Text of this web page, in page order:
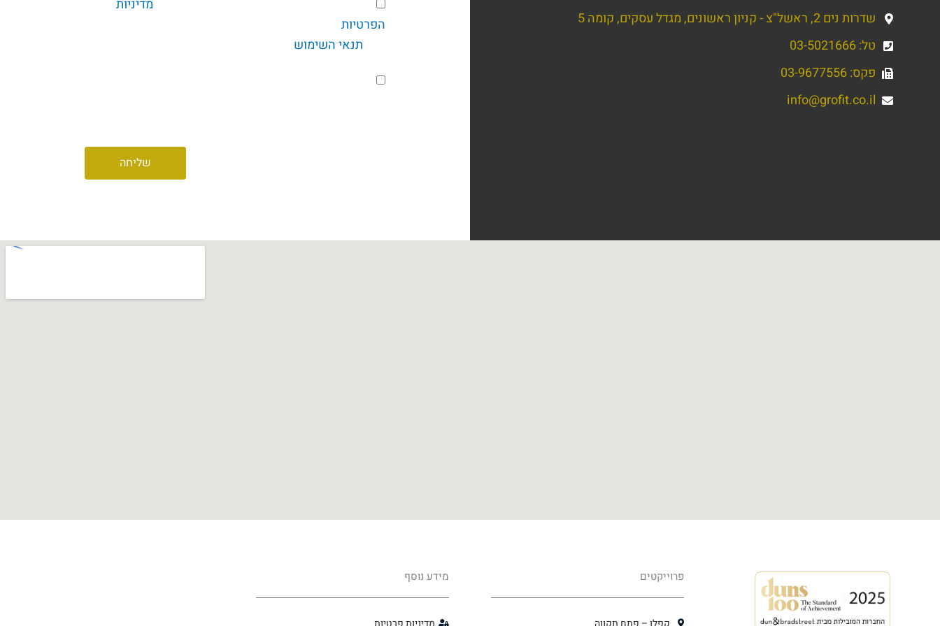
שדרות נים 2, ראשל"צ - קניון ראשונים, מגדל עסקים, קומה 5
טל: 03-5021666
פקס: 03-9677556
info@grofit.co.il
מדיניות
הפרטיותשל קבוצת גרופית בע"מ, לרבות של חברות הבנות
תנאי השימוש
הסכמה
שליחה
פרוייקטים מידע נוסף